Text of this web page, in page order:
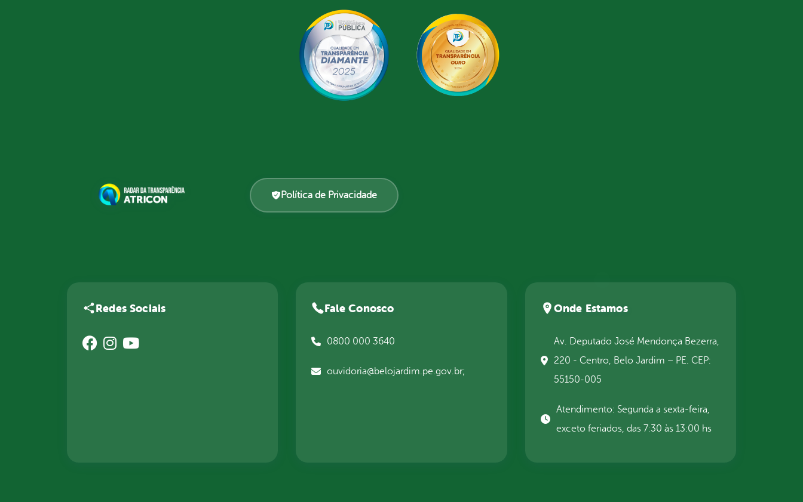
Política de Privacidade
Redes Sociais Fale Conosco
0800 000 3640
ouvidoria@belojardim.pe.gov.br;
Onde Estamos
Av. Deputado José Mendonça Bezerra,
220 - Centro, Belo Jardim – PE. CEP:
55150-005
Atendimento: Segunda a sexta-feira,
exceto feriados, das 7:30 às 13:00 hs